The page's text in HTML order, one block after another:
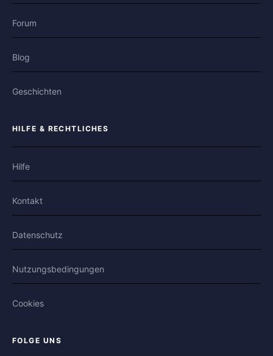
Forum
Blog
Geschichten
HILFE & RECHTLICHES
Hilfe
Kontakt
Datenschutz
Nutzungsbedingungen
Cookies
FOLGE UNS